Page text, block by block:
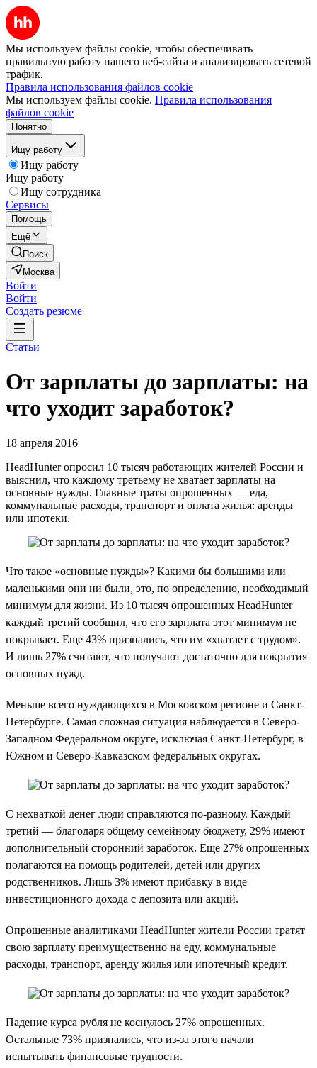
Мы используем файлы cookie, чтобы обеспечивать
правильную работу нашего веб-сайта и анализировать сетевой
трафик.
Правила использования файлов cookie
Мы используем файлы cookie. Правила использования
файлов cookie
Понятно
Ищу работу
Ищу работу
Ищу работу
Ищу сотрудника
Сервисы
Помощь
Ещё
Поиск
Москва
Войти
Войти
Создать резюме
Статьи
От зарплаты до зарплаты: на
что уходит заработок?
18 апреля 2016
HeadHunter опросил 10 тысяч работающих жителей России и
выяснил, что каждому третьему не хватает зарплаты на
основные нужды. Главные траты опрошенных — еда,
коммунальные расходы, транспорт и оплата жилья: аренды
или ипотеки.
Что такое «основные нужды»? Какими бы большими или
маленькими они ни были, это, по определению, необходимый
минимум для жизни. Из 10 тысяч опрошенных HeadHunter
каждый третий сообщил, что его зарплата этот минимум не
покрывает. Еще 43% признались, что им «хватает с трудом».
И лишь 27% считают, что получают достаточно для покрытия
основных нужд.
Меньше всего нуждающихся в Московском регионе и Санкт-
Петербурге. Самая сложная ситуация наблюдается в Северо-
Западном Федеральном округе, исключая Санкт-Петербург, в
Южном и Северо-Кавказском федеральных округах.
С нехваткой денег люди справляются по-разному. Каждый
третий — благодаря общему семейному бюджету, 29% имеют
дополнительный сторонний заработок. Еще 27% опрошенных
полагаются на помощь родителей, детей или других
родственников. Лишь 3% имеют прибавку в виде
инвестиционного дохода с депозита или акций.
Опрошенные аналитиками HeadHunter жители России тратят
свою зарплату преимущественно на еду, коммунальные
расходы, транспорт, аренду жилья или ипотечный кредит.
Падение курса рубля не коснулось 27% опрошенных.
Остальные 73% признались, что из-за этого начали
испытывать финансовые трудности.